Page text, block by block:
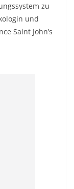
zu
und
Saint John’s